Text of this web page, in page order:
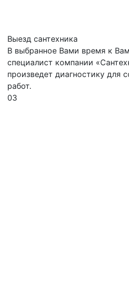
Выезд сантехника
В выбранное Вами время к
специалист компании
произведет диагностику для
работ.
03